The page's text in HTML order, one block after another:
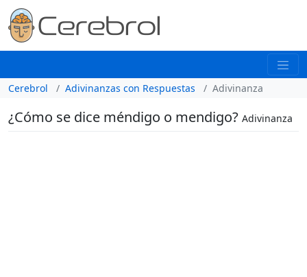
Cerebrol Adivinanzas con Respuestas Adivinanza
¿Cómo se dice méndigo o mendigo? Adivinanza